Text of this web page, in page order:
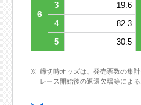
6
3
19.6
4
82.3
5
30.5
締切時オッズは、発売票数の集
レース開始後の返還欠場等によ